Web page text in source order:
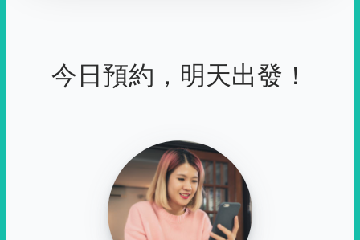
今日預約，明天出發！